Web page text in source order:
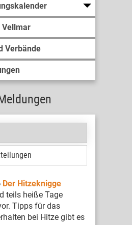
Vellmar
Verbände
Der Hitzeknigge
teils heiße Tage
Tipps für das
bei Hitze gibt es